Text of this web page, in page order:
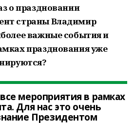
о праздновании
страны Владимир
важные события и
празднования уже
мероприятия в рамках
Для нас это очень
Президентом